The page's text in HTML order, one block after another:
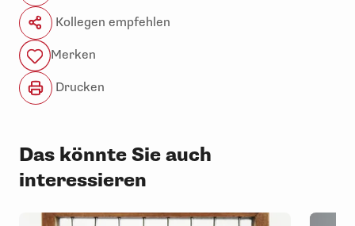
Kollegen empfehlen
Merken
Drucken
Das könnte Sie auch
interessieren